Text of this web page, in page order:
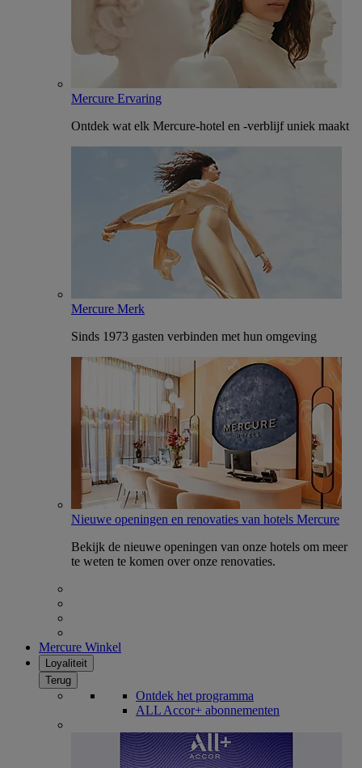
Mercure Ervaring
Ontdek wat elk Mercure-hotel en -verblijf uniek maakt
Mercure Merk
Sinds 1973 gasten verbinden met hun omgeving
Nieuwe openingen en renovaties van hotels Mercure
Bekijk de nieuwe openingen van onze hotels om meer
te weten te komen over onze renovaties.
Mercure Winkel
Loyaliteit
Terug
Ontdek het programma
ALL Accor+ abonnementen